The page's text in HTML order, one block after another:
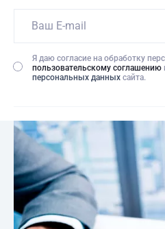
Я даю согласие на обработку
пользовательскому соглашению
персональных данных сайта.